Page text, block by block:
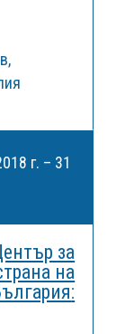
г. – 31
за
на
: